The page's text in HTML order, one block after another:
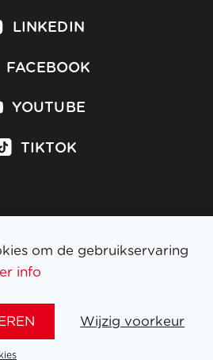
LINKEDIN
FACEBOOK
YOUTUBE
TIKTOK
op nieuwsbrief
om de gebruikservaring
info
Wijzig voorkeur